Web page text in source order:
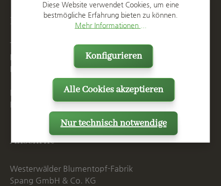
Kontakt
T
+49 2623 887 0
F
+49 2623 887 149
E
Mo. - Do. 07:15 - 16:00 Uhr
Fr. bis 14:00 Uhr
Anschrift
Westerwälder Blumentopf-Fabrik
Spang GmbH & Co. KG
Diese Website verwendet Cookies, um eine
bestmögliche Erfahrung bieten zu können.
Mehr Informationen ...
Nur technisch notwendige
Konfigurieren
Alle Cookies akzeptieren